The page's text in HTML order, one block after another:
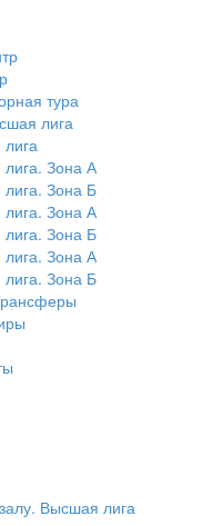
тура
лига
лига
лига. Зона А
лига. Зона Б
лига. Зона А
лига. Зона Б
лига. Зона А
лига. Зона Б
Высшая лига